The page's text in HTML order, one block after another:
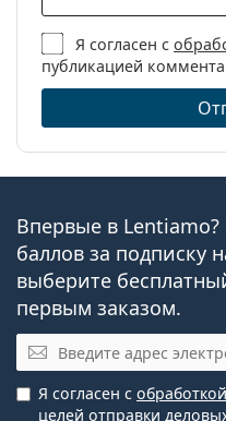
ReNu MultiPlus
контейнером.
Это медицинское
прочтите инструкцию.
Линз в упаковке:
Вес:
Другое
Я согласен с
публикацией
Впервые в
баллов за подписку
выберите
первым заказом.
Электронная почта
Я согласен с
целей отправки